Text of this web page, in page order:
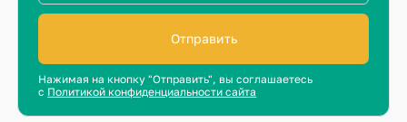
Отправить
Нажимая на кнопку "Отправить", вы соглашаетесь
с Политикой конфиденциальности сайта